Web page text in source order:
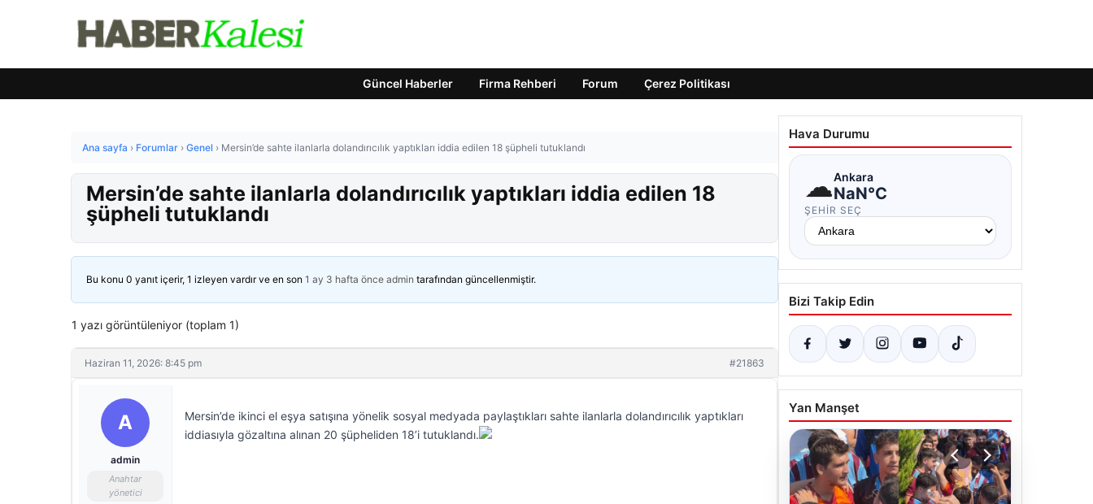
Güncel Haberler Firma Rehberi Forum Çerez Politikası
Ana sayfa › Forumlar › Genel › Mersin’de sahte ilanlarla dolandırıcılık yaptıkları iddia edilen 18 şüpheli tutuklandı
Mersin’de sahte ilanlarla dolandırıcılık yaptıkları iddia edilen 18
şüpheli tutuklandı
Bu konu 0 yanıt içerir, 1 izleyen vardır ve en son 1 ay 3 hafta önce admin tarafından güncellenmiştir.
1 yazı görüntüleniyor (toplam 1)
Haziran 11, 2026: 8:45 pm #21863
A
admin
Anahtar
yönetici
Mersin’de ikinci el eşya satışına yönelik sosyal medyada paylaştıkları sahte ilanlarla dolandırıcılık yaptıkları
iddiasıyla gözaltına alınan 20 şüpheliden 18’i tutuklandı.
Hava Durumu
☁Ankara
NaN°C
ŞEHIR SEÇ
Bizi Takip Edin
Yan Manşet